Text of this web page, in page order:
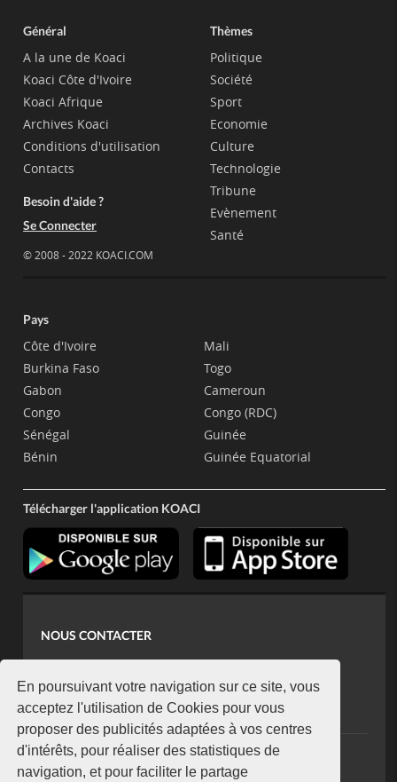
En poursuivant votre navigation sur ce site, vous
acceptez l'utilisation de Cookies pour vous
proposer des publicités adaptées à vos centres
d'intérêts, pour réaliser des statistiques de
navigation, et pour faciliter le partage
Général
A la une de Koaci
Koaci Côte d'Ivoire
Koaci Afrique
Archives Koaci
Conditions d'utilisation
Contacts
Besoin d'aide ?
Se Connecter
© 2008 - 2022 KOACI.COM
Thèmes
Politique
Société
Sport
Economie
Culture
Technologie
Tribune
Evènement
Santé
Pays
Côte d'Ivoire
Burkina Faso
Gabon
Congo
Sénégal
Bénin
Mali
Togo
Cameroun
Congo (RDC)
Guinée
Guinée Equatorial
Télécharger l'application KOACI
NOUS CONTACTER
koaci@yahoo.fr
+225 07 08 85 52 93
NEWSLETTER